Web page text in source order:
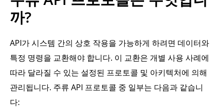
까?
API가 시스템 간의 상호 작용을 가능하게 하려면 데이터와
특정 명령을 교환해야 합니다. 이 교환은 개별 사용 사례에
따라 달라질 수 있는 설정된 프로토콜 및 아키텍처에 의해
관리됩니다. 주류 API 프로토콜 중 일부는 다음과 같습니
다: